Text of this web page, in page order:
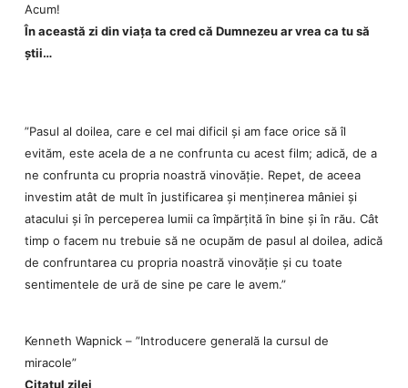
Acum!
În această zi din viața ta cred că Dumnezeu ar vrea ca tu să
știi…
”Pasul al doilea, care e cel mai dificil și am face orice să îl
evităm, este acela de a ne confrunta cu acest film; adică, de a
ne confrunta cu propria noastră vinovăție. Repet, de aceea
investim atât de mult în justificarea și menținerea mâniei și
atacului și în perceperea lumii ca împărțită în bine și în rău. Cât
timp o facem nu trebuie să ne ocupăm de pasul al doilea, adică
de confruntarea cu propria noastră vinovăție și cu toate
sentimentele de ură de sine pe care le avem.”
Kenneth Wapnick – ”Introducere generală la cursul de
miracole”
Citatul zilei